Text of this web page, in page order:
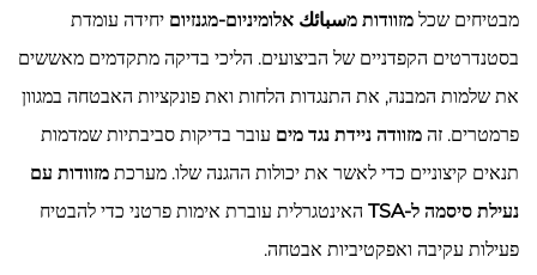
מבטיחים שכל מזוודות מسبائك אלומיניום-מגנזיום יחידה עומדת
בסטנדרטים הקפדניים של הביצועים. הליכי בדיקה מתקדמים מאששים
את שלמות המבנה, את התנגדות הלחות ואת פונקציות האבטחה במגוון
פרמטרים. זה מזוודה ניידת נגד מים עובר בדיקות סביבתיות שמדמות
תנאים קיצוניים כדי לאשר את יכולות ההגנה שלו. מערכת מזוודות עם
נעילת סיסמה ל-TSA
האינטגרלית עוברת אימות פרטני כדי להבטיח
פעילות עקיבה ואפקטיביות אבטחה.